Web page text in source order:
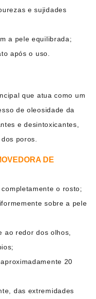
e sujidades
a pele equilibrada;
após o uso.
que atua como um
de oleosidade da
e desintoxicantes,
poros.
DE
o rosto;
sobre a pele
ao redor dos olhos,
20
das extremidades